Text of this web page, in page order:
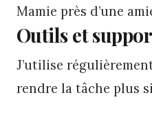
Mamie près d’une
Outils et
J’utilise
rendre la tâche plus